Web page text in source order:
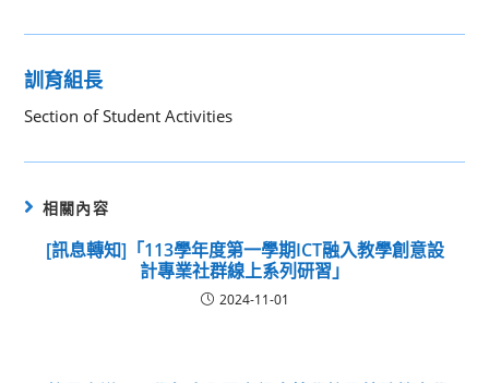
訓育組長
Section of Student Activities
相關內容
[訊息轉知]「113學年度第一學期ICT融入教學創意設
計專業社群線上系列研習」
2024-11-01